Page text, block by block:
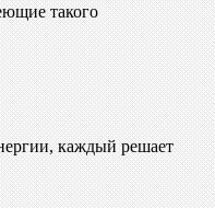
такого
каждый решает